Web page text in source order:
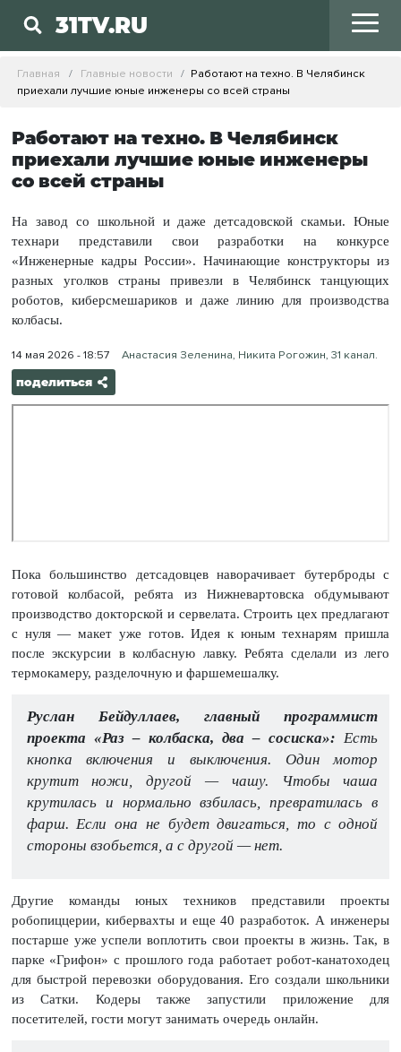
31TV.RU
Главная Главные новости
Работают на техно. В Челябинск
приехали лучшие юные инженеры со всей страны
Работают на техно. В Челябинск
приехали лучшие юные инженеры
со всей страны
На завод со школьной и даже детсадовской скамьи. Юные
технари представили свои разработки на конкурсе
«Инженерные кадры России». Начинающие конструкторы из
разных уголков страны привезли в Челябинск танцующих
роботов, киберсмешариков и даже линию для производства
колбасы.
14 мая 2026 - 18:57 Анастасия Зеленина, Никита Рогожин, 31 канал.
поделиться
Пока большинство детсадовцев наворачивает бутерброды с
готовой колбасой, ребята из Нижневартовска обдумывают
производство докторской и сервелата. Строить цех предлагают
с нуля — макет уже готов. Идея к юным технарям пришла
после экскурсии в колбасную лавку. Ребята сделали из лего
термокамеру, разделочную и фаршемешалку.
Руслан Бейдуллаев, главный программист
проекта «Раз – колбаска, два – сосиска»: Есть
кнопка включения и выключения. Один мотор
крутит ножи, другой — чашу. Чтобы чаша
крутилась и нормально взбилась, превратилась в
фарш. Если она не будет двигаться, то с одной
стороны взобьется, а с другой — нет.
Другие команды юных техников представили проекты
робопиццерии, кибервахты и еще 40 разработок. А инженеры
постарше уже успели воплотить свои проекты в жизнь. Так, в
парке «Грифон» с прошлого года работает робот-канатоходец
для быстрой перевозки оборудования. Его создали школьники
из Сатки. Кодеры также запустили приложение для
посетителей, гости могут занимать очередь онлайн.